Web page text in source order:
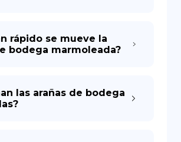
rápido se mueve la
bodega marmoleada?
las arañas de bodega